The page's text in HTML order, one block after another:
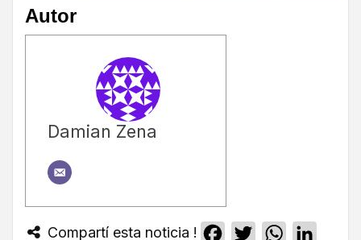
Autor
Damian Zena
Compartí esta noticia ! Facebook
TwitterWhatsApp